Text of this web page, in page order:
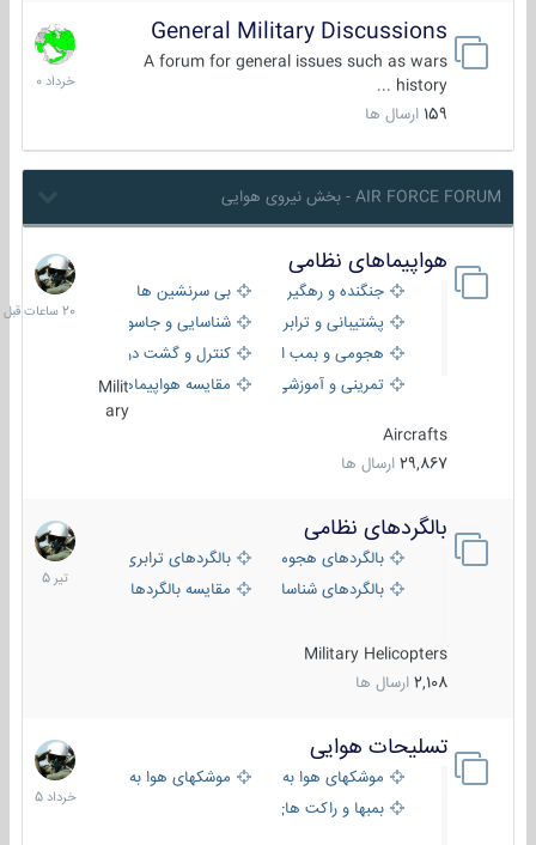
General Military Discussions
A forum for general issues such as wars
history ...
159 ارسال ها
10
خرداد
1400
AIR FORCE FORUM - بخش نیروی هوایی
هواپیماهای نظامی
جنگنده و رهگیر
بی سرنشین ها
پشتیبانی و ترابری
شناسایی و جاسوسی
هجومی و بمب افکن
کنترل و گشت دریایی
تمرینی و آموزشی
مقایسه هواپیماهاMilit
ary
Aircrafts
29,867 ارسال ها
20
ساعات
قبل
بالگردهای نظامی
بالگردهای هجومی
بالگردهای ترابری
بالگردهای شناسایی
مقایسه بالگردها
Military Helicopters
2,108 ارسال ها
22
تیر
1405
تسلیحات هوایی
موشکهای هوا به هوا
موشکهای هوا به سطح
بمبها و راکت های هوایی
30
خرداد
1405